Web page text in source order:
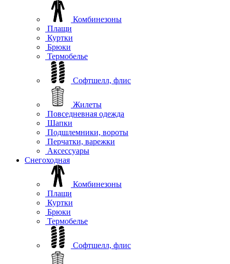
Комбинезоны
Плащи
Куртки
Брюки
Термобелье
Софтшелл, флис
Жилеты
Повседневная одежда
Шапки
Подшлемники, вороты
Перчатки, варежки
Аксессуары
Снегоходная
Комбинезоны
Плащи
Куртки
Брюки
Термобелье
Софтшелл, флис